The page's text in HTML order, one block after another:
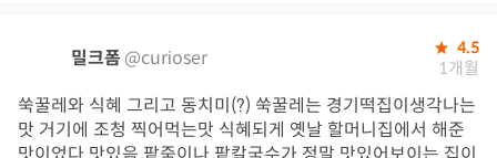
밀크폼 @curioser 4.5
1개월
쑥꿀레와 식혜 그리고 동치미(?) 쑥꿀레는 경기떡집이생각나는
맛 거기에 조청 찍어먹는맛 식혜되게 옛날 할머니집에서 해준